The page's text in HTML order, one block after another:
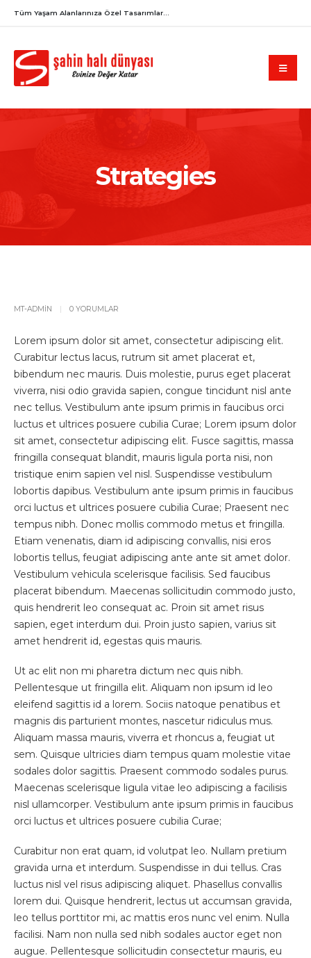
Tüm Yaşam Alanlarınıza Özel Tasarımlar...
Strategies
MT-ADMIN 0 YORUMLAR
Lorem ipsum dolor sit amet, consectetur adipiscing elit.
Curabitur lectus lacus, rutrum sit amet placerat et,
bibendum nec mauris. Duis molestie, purus eget placerat
viverra, nisi odio gravida sapien, congue tincidunt nisl ante
nec tellus. Vestibulum ante ipsum primis in faucibus orci
luctus et ultrices posuere cubilia Curae; Lorem ipsum dolor
sit amet, consectetur adipiscing elit. Fusce sagittis, massa
fringilla consequat blandit, mauris ligula porta nisi, non
tristique enim sapien vel nisl. Suspendisse vestibulum
lobortis dapibus. Vestibulum ante ipsum primis in faucibus
orci luctus et ultrices posuere cubilia Curae; Praesent nec
tempus nibh. Donec mollis commodo metus et fringilla.
Etiam venenatis, diam id adipiscing convallis, nisi eros
lobortis tellus, feugiat adipiscing ante ante sit amet dolor.
Vestibulum vehicula scelerisque facilisis. Sed faucibus
placerat bibendum. Maecenas sollicitudin commodo justo,
quis hendrerit leo consequat ac. Proin sit amet risus
sapien, eget interdum dui. Proin justo sapien, varius sit
amet hendrerit id, egestas quis mauris.
Ut ac elit non mi pharetra dictum nec quis nibh.
Pellentesque ut fringilla elit. Aliquam non ipsum id leo
eleifend sagittis id a lorem. Sociis natoque penatibus et
magnis dis parturient montes, nascetur ridiculus mus.
Aliquam massa mauris, viverra et rhoncus a, feugiat ut
sem. Quisque ultricies diam tempus quam molestie vitae
sodales dolor sagittis. Praesent commodo sodales purus.
Maecenas scelerisque ligula vitae leo adipiscing a facilisis
nisl ullamcorper. Vestibulum ante ipsum primis in faucibus
orci luctus et ultrices posuere cubilia Curae;
Curabitur non erat quam, id volutpat leo. Nullam pretium
gravida urna et interdum. Suspendisse in dui tellus. Cras
luctus nisl vel risus adipiscing aliquet. Phasellus convallis
lorem dui. Quisque hendrerit, lectus ut accumsan gravida,
leo tellus porttitor mi, ac mattis eros nunc vel enim. Nulla
facilisi. Nam non nulla sed nibh sodales auctor eget non
augue. Pellentesque sollicitudin consectetur mauris, eu